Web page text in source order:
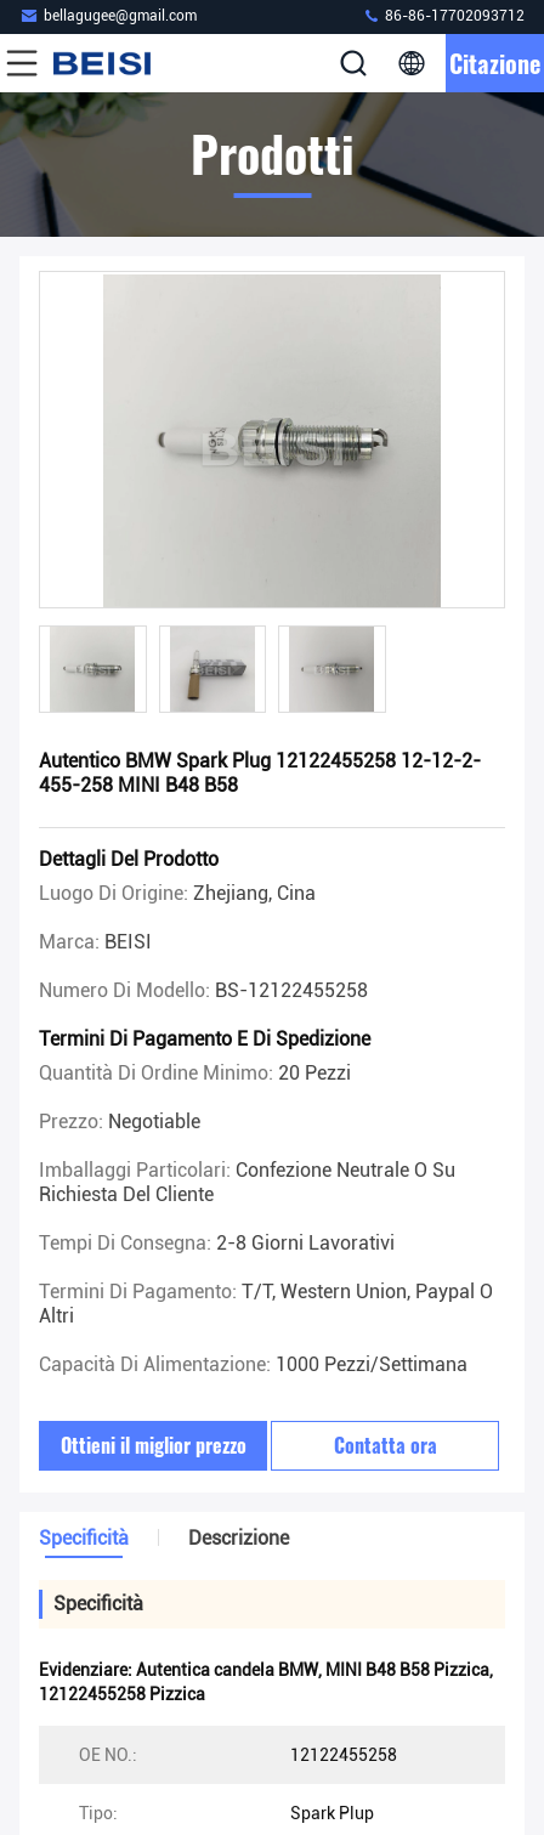
bellagugee@gmail.com 86-86-17702093712
Citazione
Prodotti
Autentico BMW Spark Plug 12122455258 12-12-2-
455-258 MINI B48 B58
Dettagli Del Prodotto
Luogo Di Origine: Zhejiang, Cina
Marca: BEISI
Numero Di Modello: BS-12122455258
Termini Di Pagamento E Di Spedizione
Quantità Di Ordine Minimo: 20 Pezzi
Prezzo: Negotiable
Imballaggi Particolari: Confezione Neutrale O Su
Richiesta Del Cliente
Tempi Di Consegna: 2-8 Giorni Lavorativi
Termini Di Pagamento: T/T, Western Union, Paypal O
Altri
Capacità Di Alimentazione: 1000 Pezzi/settimana
Ottieni il miglior prezzo Contatta ora
Specificità Descrizione
Specificità
Evidenziare: Autentica candela BMW, MINI B48 B58 Pizzica,
12122455258 Pizzica
OE NO.: 12122455258
Tipo: Spark Plup